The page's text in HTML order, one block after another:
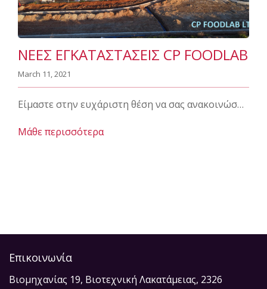
ΝΕΕΣ ΕΓΚΑΤΑΣΤΑΣΕΙΣ CP FOODLAB
March 11, 2021
Είμαστε στην ευχάριστη θέση να σας ανακοινώσουμε την προετοιμασία των νέων μας εγκαταστάσεων στη Λευκωσία, που πρόκειται να ολοκληρωθούν περί τα μέσα του 2021. Μείνετε μαζί μας για περισσότερες λεπτομέρειες και νέα!
Μάθε περισσότερα
Επικοινωνία
Βιομηχανίας 19, Βιοτεχνική Λακατάμειας, 2326